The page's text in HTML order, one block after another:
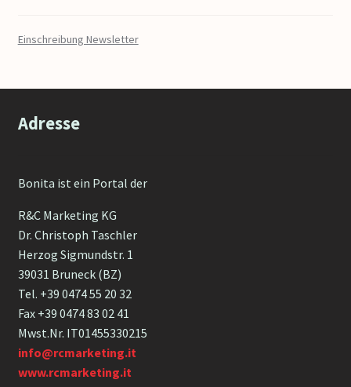
Einschreibung Newsletter
Adresse
Bonita ist ein Portal der
R&C Marketing KG
Dr. Christoph Taschler
Herzog Sigmundstr. 1
39031 Bruneck (BZ)
Tel. +39 0474 55 20 32
Fax +39 0474 83 02 41
Mwst.Nr. IT01455330215
info@rcmarketing.it
www.rcmarketing.it